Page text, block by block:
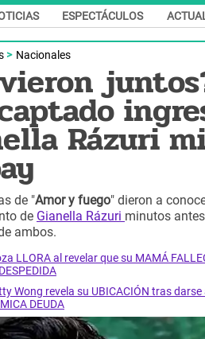
ESPECTÁCULOS
Nacionales
Rázuri
de "Amor y fuego" dieron a
de Gianella Rázuri minutos
ambos.
LLORA al revelar que su MAMÁ
Wong revela su UBICACIÓN tras
DEUDA